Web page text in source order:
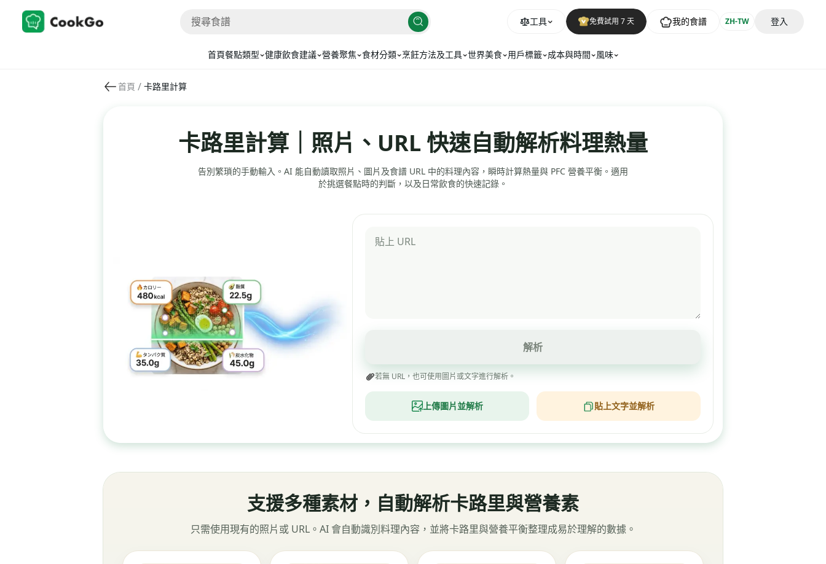
工具 免費試用 7 天 我的食譜 ZH-TW 登入
首頁餐點類型 健康飲食建議 營養聚焦 食材分類 烹飪方法及工具 世界美食 用戶標籤 成本與時間 風味
首頁 / 卡路里計算
卡路里計算｜照片、URL 快速自動解析料理熱量
告別繁瑣的手動輸入。AI 能自動讀取照片、圖片及食譜 URL 中的料理內容，瞬時計算熱量與 PFC 營養平衡。適用
於挑選餐點時的判斷，以及日常飲食的快速記錄。
解析
若無 URL，也可使用圖片或文字進行解析。
上傳圖片並解析 貼上文字並解析
支援多種素材，自動解析卡路里與營養素
只需使用現有的照片或 URL。AI 會自動識別料理內容，並將卡路里與營養平衡整理成易於理解的數據。